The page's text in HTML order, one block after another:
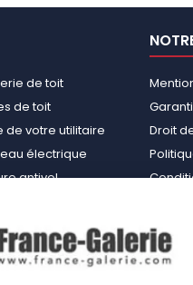
de toit
de toit
de votre utilitaire
électrique
antivol
loisirs
bois ou un
Droit
À